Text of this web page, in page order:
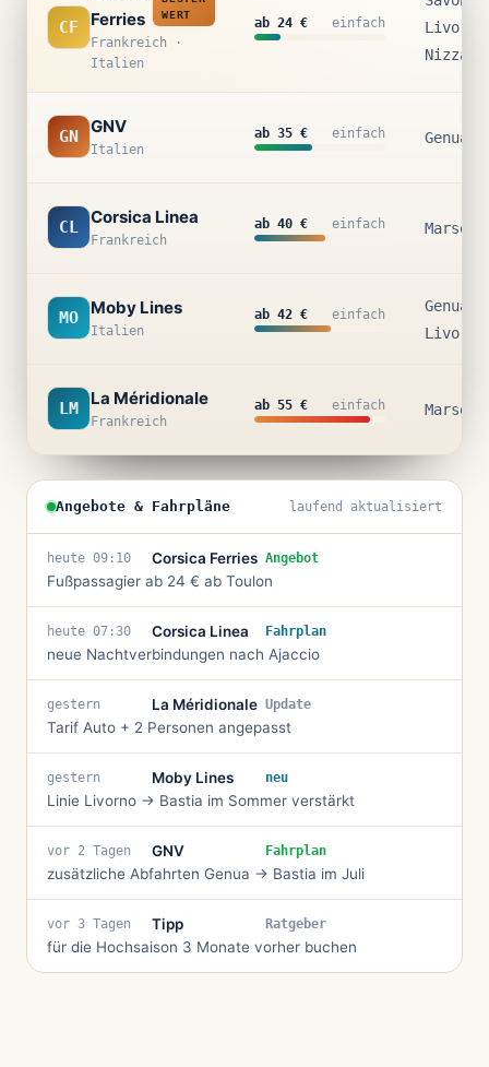
CF
Ferries
WERT
Frankreich ·
Italien
ab 24 € einfach
Nizza
GN
GNV
Italien
ab 35 € einfach Genua
CL
Corsica Linea
Frankreich
ab 40 € einfach
MO
Moby Lines
Italien
ab 42 € einfach
Genua ·
Livorno
LM
La Méridionale
Frankreich
ab 55 € einfach
Angebote & Fahrpläne laufend aktualisiert
heute 09:10
Corsica Ferries
Fußpassagier ab 24 € ab Toulon
Angebot
heute 07:30
Corsica Linea
neue Nachtverbindungen nach Ajaccio
Fahrplan
gestern
La Méridionale
Tarif Auto + 2 Personen angepasst
Update
gestern
Moby Lines
Linie Livorno → Bastia im Sommer verstärkt
neu
vor 2 Tagen
GNV
zusätzliche Abfahrten Genua → Bastia im Juli
Fahrplan
vor 3 Tagen
Tipp
für die Hochsaison 3 Monate vorher buchen
Ratgeber